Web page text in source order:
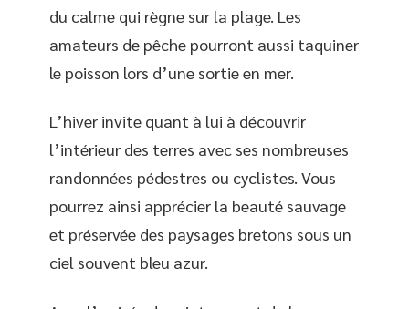
du calme qui règne sur la plage. Les
amateurs de pêche pourront aussi taquiner
le poisson lors d’une sortie en mer.
L’hiver invite quant à lui à découvrir
l’intérieur des terres avec ses nombreuses
randonnées pédestres ou cyclistes. Vous
pourrez ainsi apprécier la beauté sauvage
et préservée des paysages bretons sous un
ciel souvent bleu azur.